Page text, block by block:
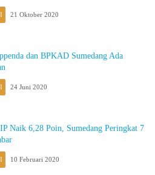
21 Oktober 2020
dan BPKAD Sumedang Ada
24 Juni 2020
Naik 6,28 Poin, Sumedang Peringkat 7
10 Februari 2020